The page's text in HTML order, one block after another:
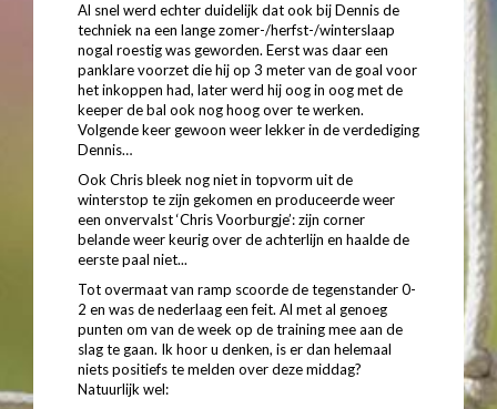
Al snel werd echter duidelijk dat ook bij Dennis de
techniek na een lange zomer-/herfst-/winterslaap
nogal roestig was geworden. Eerst was daar een
panklare voorzet die hij op 3 meter van de goal voor
het inkoppen had, later werd hij oog in oog met de
keeper de bal ook nog hoog over te werken.
Volgende keer gewoon weer lekker in de verdediging
Dennis…
Ook Chris bleek nog niet in topvorm uit de
winterstop te zijn gekomen en produceerde weer
een onvervalst ‘Chris Voorburgje’: zijn corner
belande weer keurig over de achterlijn en haalde de
eerste paal niet...
Tot overmaat van ramp scoorde de tegenstander 0-
2 en was de nederlaag een feit. Al met al genoeg
punten om van de week op de training mee aan de
slag te gaan. Ik hoor u denken, is er dan helemaal
niets positiefs te melden over deze middag?
Natuurlijk wel: